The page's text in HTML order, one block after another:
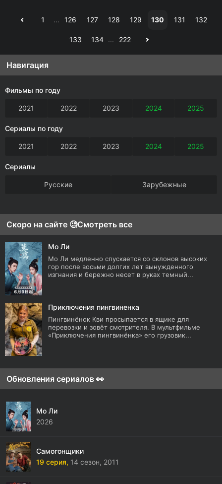
1 ... 126 127 128 129 130 131 132
133 134 ... 222
Навигация
Фильмы по году
2021 2022 2023 2024 2025
Сериалы по году
2021 2022 2023 2024 2025
Сериалы
Русские Зарубежные
Скоро на сайте 🧐Смотреть все
Мо Ли
Мо Ли медленно спускается со склонов высоких
гор после восьми долгих лет вынужденного
изгнания и бережно несет в руках темный...
Приключения пингвиненка
Пингвинёнок Кви просыпается в ящике для
перевозки и зовёт смотрителя. В мультфильме
«Приключения пингвинёнка» его грузовик...
Обновления сериалов 👀
Мо Ли
2026
Самогонщики
19 серия, 14 сезон, 2011